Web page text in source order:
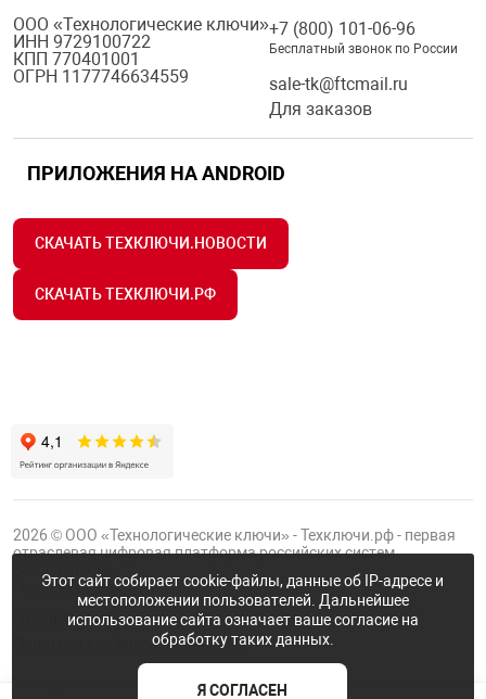
ООО «Технологические ключи»
ИНН 9729100722
КПП 770401001
ОГРН 1177746634559
+7 (800) 101-06-96
Бесплатный звонок по России
sale-tk@ftcmail.ru
Для заказов
ПРИЛОЖЕНИЯ НА ANDROID
СКАЧАТЬ ТЕХКЛЮЧИ.НОВОСТИ
СКАЧАТЬ ТЕХКЛЮЧИ.РФ
2026 © ООО «Технологические ключи» - Техключи.рф - первая
отраслевая цифровая платформа российских систем
ПроектГруппы ФТК
Публичная оферта
Политика конфиденциальности
Этот сайт собирает cookie-файлы, данные об IP-адресе и
местоположении пользователей. Дальнейшее
использование сайта означает ваше согласие на
обработку таких данных.
Я СОГЛАСЕН